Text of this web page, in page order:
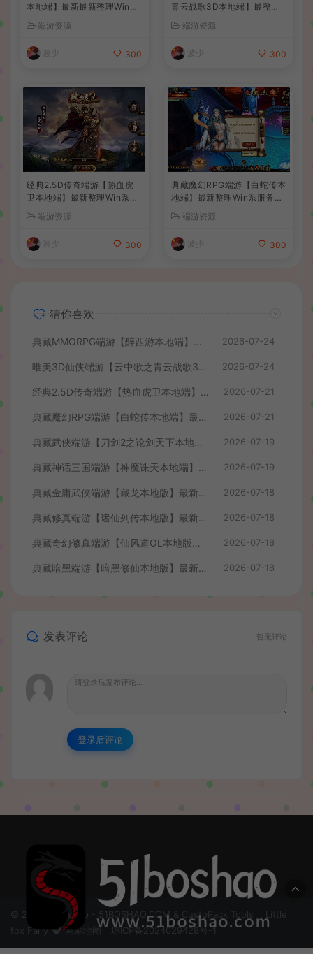
本地端】最新最新整理Win系
+详细搭建教程
端游资源
波少 300
青云战歌3D本地端】最整理
M工具+详细搭建教程
端游资源
波少 300
经典2.5D传奇端游【热血虎
卫本地端】最新整理Win系服
程
端游资源
波少 300
典藏魔幻RPG端游【白蛇传本
地端】最新整理Win系服务端
建教程
端游资源
波少 300
猜你喜欢
典藏MMORPG端游【醉西游本地端】最新最新整理Win系服务端+PC客户端+GM后台+详细搭建教程 2026-07-24
唯美3D仙侠端游【云中歌之青云战歌3D本地端】最整理Win系服务端+PC客户端+GM工具+详细搭建教程 2026-07-24
经典2.5D传奇端游【热血虎卫本地端】最新整理Win系服务端+PC客户端+详细搭建教程 2026-07-21
典藏魔幻RPG端游【白蛇传本地端】最新整理Win系服务端+PC客户端+GM工具+详细搭建教程 2026-07-21
典藏武侠端游【刀剑2之论剑天下本地端】最新整理Win系服务端+PC客户端+GM工具+详细搭建教程 2026-07-19
典藏神话三国端游【神魔诛天本地端】最新整理Win系服务端+PC客户端+货币修改教程+详细搭建教程 2026-07-19
典藏金庸武侠端游【藏龙本地版】最新整理Win系服务端+PC客户端+GM工具+详细搭建教程 2026-07-18
典藏修真端游【诸仙列传本地版】最新整理Win系服务端+PC客户端+GM工具+详细搭建教程 2026-07-18
典藏奇幻修真端游【仙风道OL本地版】最新整理Win系服务端+PC客户端+GM工具+详细搭建教程 2026-07-18
典藏暗黑端游【暗黑修仙本地版】最新整理Win系服务端+PC客户端+GM工具+详细搭建教程 2026-07-18
发表评论 暂无评论
登录后评论
© 2024 51boshao - 51BOSHAO.COM & CustoPack Tools ：Little
fox Fairy
网站地图 琼ICP备2024029428号-1